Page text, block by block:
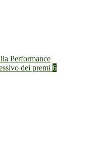
Performance
dei premi 6